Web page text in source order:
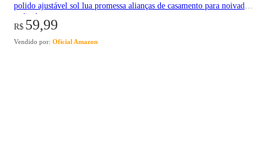
polido ajustável sol lua promessa alianças de casamento para noivados,
anéis de…
R$ 59,99
Vendido por: Oficial Amazon